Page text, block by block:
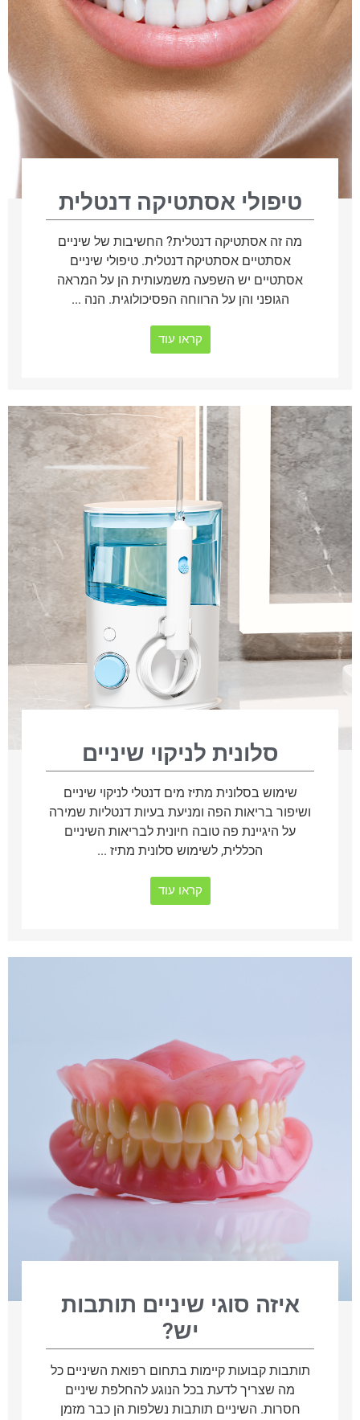
טיפולי אסתטיקה דנטלית
מה זה אסתטיקה דנטלית? החשיבות של שיניים
אסתטיים אסתטיקה דנטלית. טיפולי שיניים
אסתטיים יש השפעה משמעותית הן על המראה
הגופני והן על הרווחה הפסיכולוגית. הנה ...
קראו עוד
סלונית לניקוי שיניים
שימוש בסלונית מתיז מים דנטלי לניקוי שיניים
ושיפור בריאות הפה ומניעת בעיות דנטליות שמירה
על היגיינת פה טובה חיונית לבריאות השיניים
הכללית, לשימוש סלונית מתיז ...
קראו עוד
איזה סוגי שיניים תותבות
יש?
תותבות קבועות קיימות בתחום רפואת השיניים כל
מה שצריך לדעת בכל הנוגע להחלפת שיניים
חסרות. השיניים תותבות נשלפות הן כבר מזמן